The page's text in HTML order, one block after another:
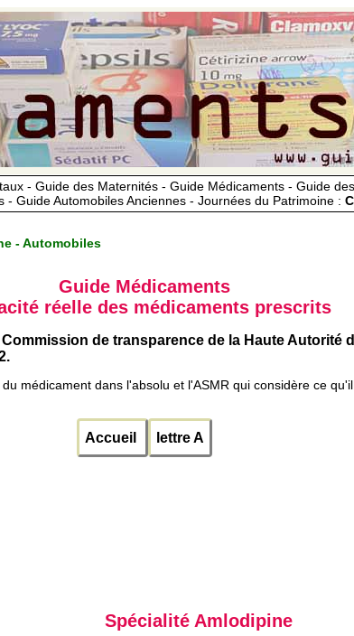
- Guide des Maternités - Guide Médicaments - Guide
Guide Automobiles Anciennes - Journées du Patrimoine :
- Automobiles
Guide Médicaments
réelle des médicaments prescrits
de transparence de la Haute Autorité
médicament dans l'absolu et l'ASMR qui considère ce
Accueil lettre A
Spécialité Amlodipine